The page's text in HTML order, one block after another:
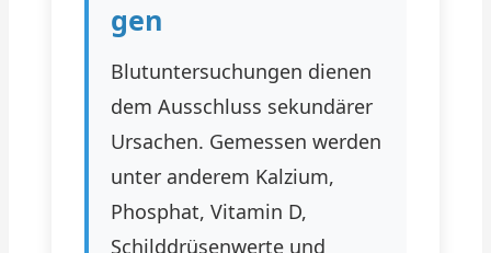
gen
Blutuntersuchungen dienen
dem Ausschluss sekundärer
Ursachen. Gemessen werden
unter anderem Kalzium,
Phosphat, Vitamin D,
Schilddrüsenwerte und